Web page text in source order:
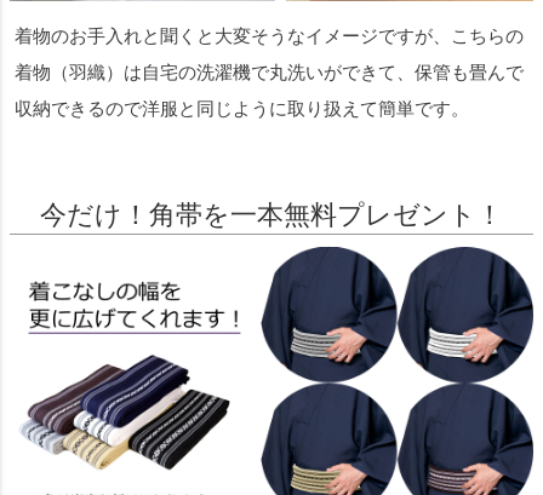
着物のお手入れと聞くと大変そうなイメージですが、こちらの
着物（羽織）は自宅の洗濯機で丸洗いができて、保管も畳んで
収納できるので洋服と同じように取り扱えて簡単です。
今だけ！角帯を一本無料プレゼント！